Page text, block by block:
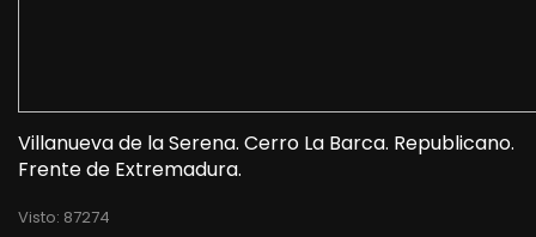
Villanueva de la Serena. Cerro La Barca. Republicano.
Frente de Extremadura.
Visto: 87274